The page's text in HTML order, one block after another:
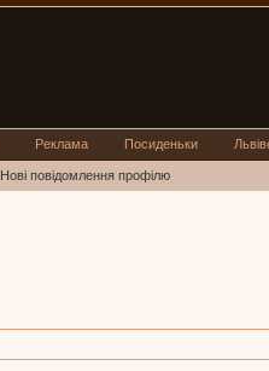
Нові повідомлення профілю
Реклама Посиденьки